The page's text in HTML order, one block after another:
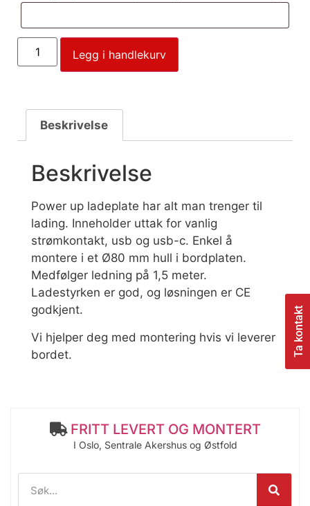
Ta kontakt
Legg i handlekurv
Beskrivelse
Beskrivelse
Power up ladeplate har alt man trenger til
lading. Inneholder uttak for vanlig
strømkontakt, usb og usb-c. Enkel å
montere i et Ø80 mm hull i bordplaten.
Medfølger ledning på 1,5 meter.
Ladestyrken er god, og løsningen er CE
godkjent.
Vi hjelper deg med montering hvis vi leverer
bordet.
FRITT LEVERT OG MONTERT
I Oslo, Sentrale Akershus og Østfold